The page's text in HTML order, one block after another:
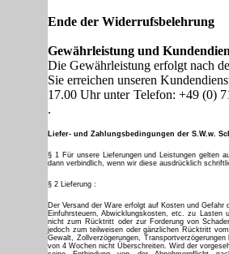
Ende der Widerrufsbelehrung
Gewährleistung und
Die Gewährleistung erfolgt nach
Sie erreichen unseren
17.00 Uhr unter Telefon: +49 (0)
.
Liefer- und Zahlungsbedingungen der S.W.w.
§ 1 Für unsere Lieferungen und Leistungen gelten
dann verbindlich, wenn wir diese ausdrücklich
§ 2 Lieferung :
Der Versand der Ware erfolgt auf Kosten und
Einfuhrsteuern, Abwicklungskosten, etc. zu Lasten
nicht zum Rücktritt oder zur Forderung von
jedoch zum teilweisen oder gänzlichen Rücktritt
Gewalt, Zollverzögerungen,
von 4 Wochen nicht Überschreiten. Wird der